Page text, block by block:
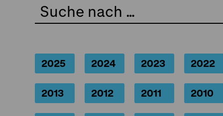
2025 2024 2023 2022
2013 2012 2011 2010